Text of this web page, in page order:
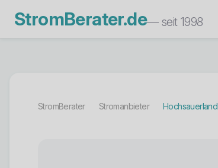
StromBerater.de— seit 1998
StromBerater Stromanbieter Hochsauerland